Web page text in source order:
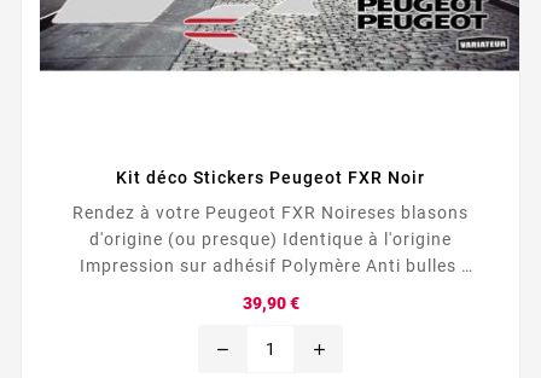
Kit déco Stickers Peugeot FXR Noir
Rendez à votre Peugeot FXR Noireses blasons
d'origine (ou presque) Identique à l'origine
Impression sur adhésif Polymère Anti bulles
Repositionnable Fabrication Française
39,90 €Prix
remove add